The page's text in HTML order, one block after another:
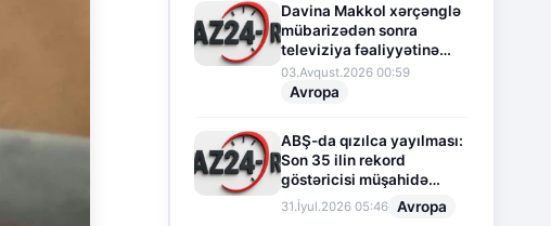
Davina Makkol xərçənglə
mübarizədən sonra
televiziya fəaliyyətinə
fasilə verir
03.Avqust.2026 00:59
Avropa
ABŞ-da qızılca yayılması:
Son 35 ilin rekord
göstəricisi müşahidə
olunur
31.İyul.2026 05:46 Avropa